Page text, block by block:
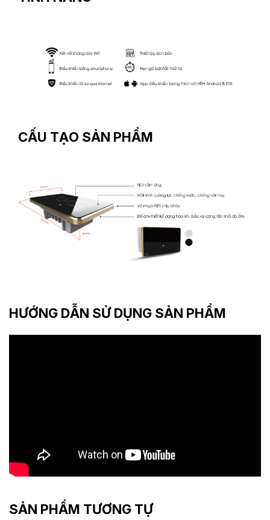
CẤU TẠO SẢN PHẨM
HƯỚNG DẪN SỬ DỤNG SẢN PHẨM
SẢN PHẨM TƯƠNG TỰ